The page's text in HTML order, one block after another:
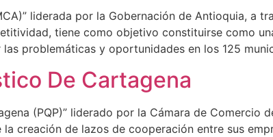
liderada por la Gobernación de Antioquia, a
tiene como objetivo constituirse como
problemáticas y oportunidades en los 125
De Cartagena
(PQP)” liderado por la Cámara de
creación de lazos de cooperación entre sus